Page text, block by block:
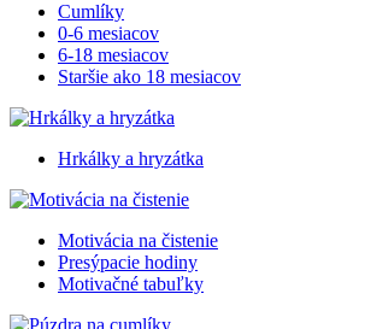
Cumlíky
0-6 mesiacov
6-18 mesiacov
Staršie ako 18 mesiacov
Hrkálky a hryzátka
Motivácia na čistenie
Presýpacie hodiny
Motivačné tabuľky